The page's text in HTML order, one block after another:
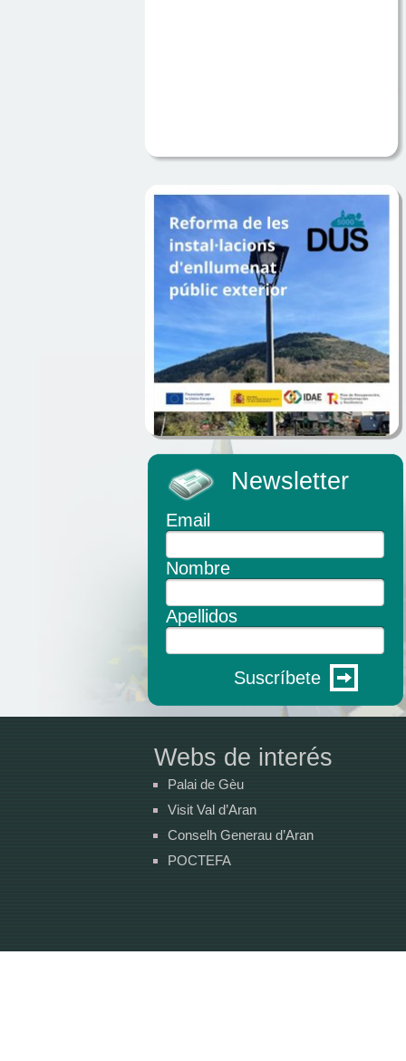
Newsletter
Email
Nombre
Apellidos
Suscríbete
Webs de interés
Palai de Gèu
Visit Val d’Aran
Conselh Generau d’Aran
POCTEFA